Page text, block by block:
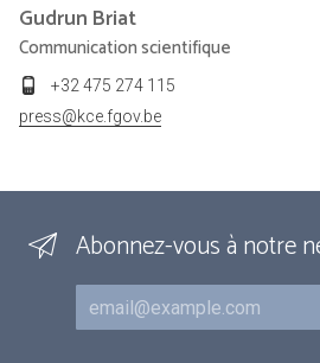
Gudrun Briat
Communication scientifique
+32 475 274 115
press@kce.fgov.be
Abonnez-vous à notre
Courriel